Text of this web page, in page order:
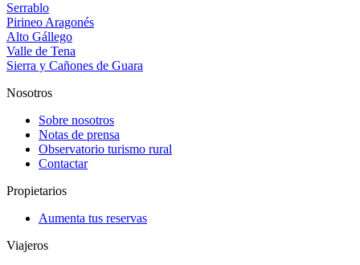
Serrablo
Pirineo Aragonés
Alto Gállego
Valle de Tena
Sierra y Cañones de Guara
Nosotros
Sobre nosotros
Notas de prensa
Observatorio turismo rural
Contactar
Propietarios
Aumenta tus reservas
Viajeros